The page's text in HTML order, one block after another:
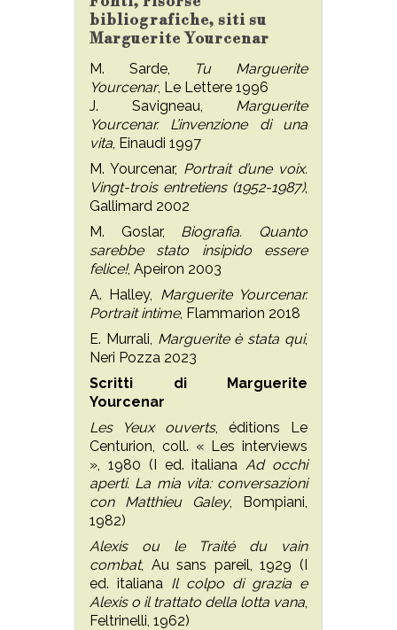
bibliografiche, siti su
Marguerite Yourcenar
M. Sarde,
Tu Marguerite
Yourcenar, Le Lettere 1996
J. Savigneau,
Marguerite
Yourcenar. L’invenzione di una
vita , Einaudi 1997
M. Yourcenar, Portrait d’une voix.
Vingt-trois entretiens (1952-1987),
Gallimard 2002
M. Goslar, Biografia. Quanto
sarebbe stato insipido essere
felice!, Apeiron 2003
A. Halley, Marguerite Yourcenar.
Portrait intime, Flammarion 2018
E. Murrali, Marguerite è stata qui,
Neri Pozza 2023
Scritti di Marguerite
Yourcenar
Les Yeux ouverts, éditions Le
Centurion, coll. « Les interviews
», 1980 (I ed. italiana Ad occhi
aperti. La mia vita: conversazioni
con Matthieu Galey, Bompiani,
1982)
Alexis ou le Traité du vain
combat, Au sans pareil, 1929 (I
ed. italiana Il colpo di grazia e
Alexis o il trattato della lotta vana
Feltrinelli, 1962)